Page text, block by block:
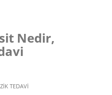
Nedir,
TEDAVI